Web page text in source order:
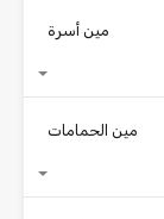
مين أسرة
مين الحمامات